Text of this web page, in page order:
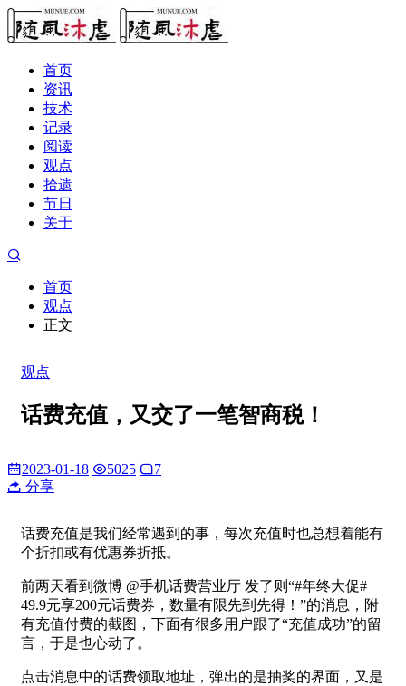
首页
资讯
技术
记录
阅读
观点
拾遗
节日
关于
首页
观点
正文
观点
话费充值，又交了一笔智商税！
2023-01-18 5025
7
分享
话费充值是我们经常遇到的事，每次充值时也总想着能有
个折扣或有优惠券折抵。
前两天看到微博 @手机话费营业厅 发了则“#年终大促#
49.9元享200元话费券，数量有限先到先得！”的消息，附
有充值付费的截图，下面有很多用户跟了“充值成功”的留
言，于是也心动了。
点击消息中的话费领取地址，弹出的是抽奖的界面，又是